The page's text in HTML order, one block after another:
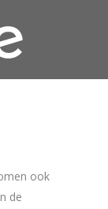
ook
de